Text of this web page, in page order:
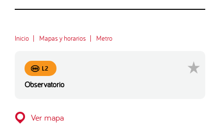
Inicio Mapas y horarios Metro
L2
Observatorio
Ver mapa